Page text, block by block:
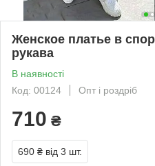
Женское платье в
рукава
В наявності
Код: 00124
Опт і роздріб
710 ₴
690 ₴ від 3 шт.